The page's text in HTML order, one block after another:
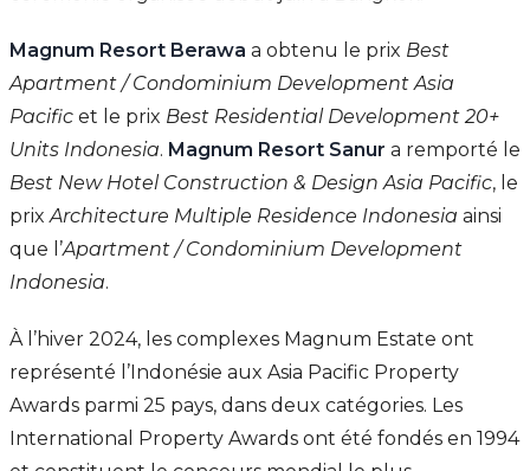
Magnum Resort Berawa a obtenu le prix Best
Apartment / Condominium Development Asia
Pacific et le prix Best Residential Development 20+
Units Indonesia. Magnum Resort Sanur a remporté le
Best New Hotel Construction & Design Asia Pacific, le
prixArchitecture Multiple Residence Indonesia ainsi
que l’Apartment / Condominium Development
Indonesia.
À l’hiver 2024, les complexes Magnum Estate ont
représenté l’Indonésie aux Asia Pacific Property
Awards parmi 25 pays, dans deux catégories. Les
International Property Awards ont été fondés en 1994